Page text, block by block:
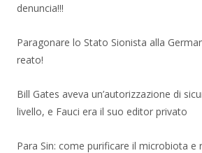
denuncia!!!
Paragonare lo Stato Sionista alla
reato!
Bill Gates aveva un’autorizzazione di
livello, e Fauci era il suo editor privato
Para Sin: come purificare il microbiota e